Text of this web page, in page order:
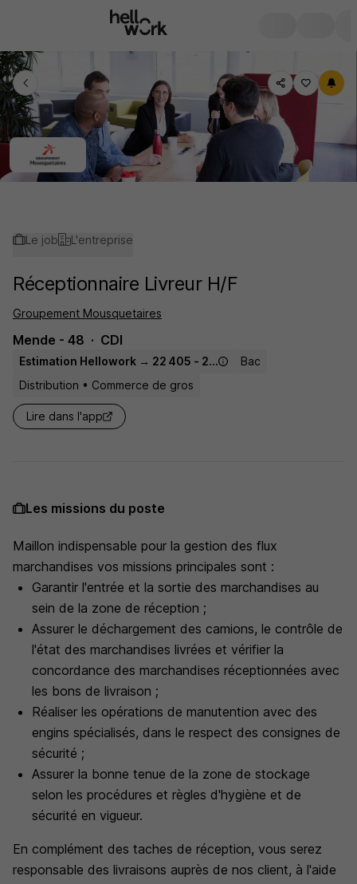
Le job L'entreprise
Réceptionnaire Livreur H/F
Groupement Mousquetaires
Mende - 48 CDI
Estimation Hellowork → 22 405 - 23 660 € / an
Bac
Distribution • Commerce de gros
Lire dans l'app
Les missions du poste
Maillon indispensable pour la gestion des flux
marchandises vos missions principales sont :
Garantir l'entrée et la sortie des marchandises au
sein de la zone de réception ;
Assurer le déchargement des camions, le contrôle de
l'état des marchandises livrées et vérifier la
concordance des marchandises réceptionnées avec
les bons de livraison ;
Réaliser les opérations de manutention avec des
engins spécialisés, dans le respect des consignes de
sécurité ;
Assurer la bonne tenue de la zone de stockage
selon les procédures et règles d'hygiène et de
sécurité en vigueur.
En complément des taches de réception, vous serez
responsable des livraisons auprès de nos client, à l'aide